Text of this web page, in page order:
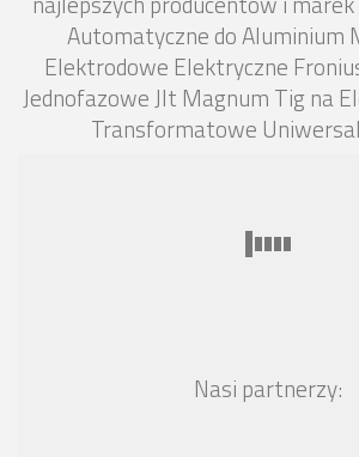
Automatyczne do Aluminium
Elektrodowe Elektryczne
Jednofazowe Jlt Magnum Tig na
Transformatowe
Nasi partnerzy: